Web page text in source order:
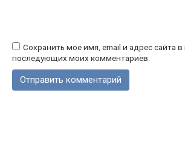
Сохранить моё имя, email и адрес сайта в
последующих моих комментариев.